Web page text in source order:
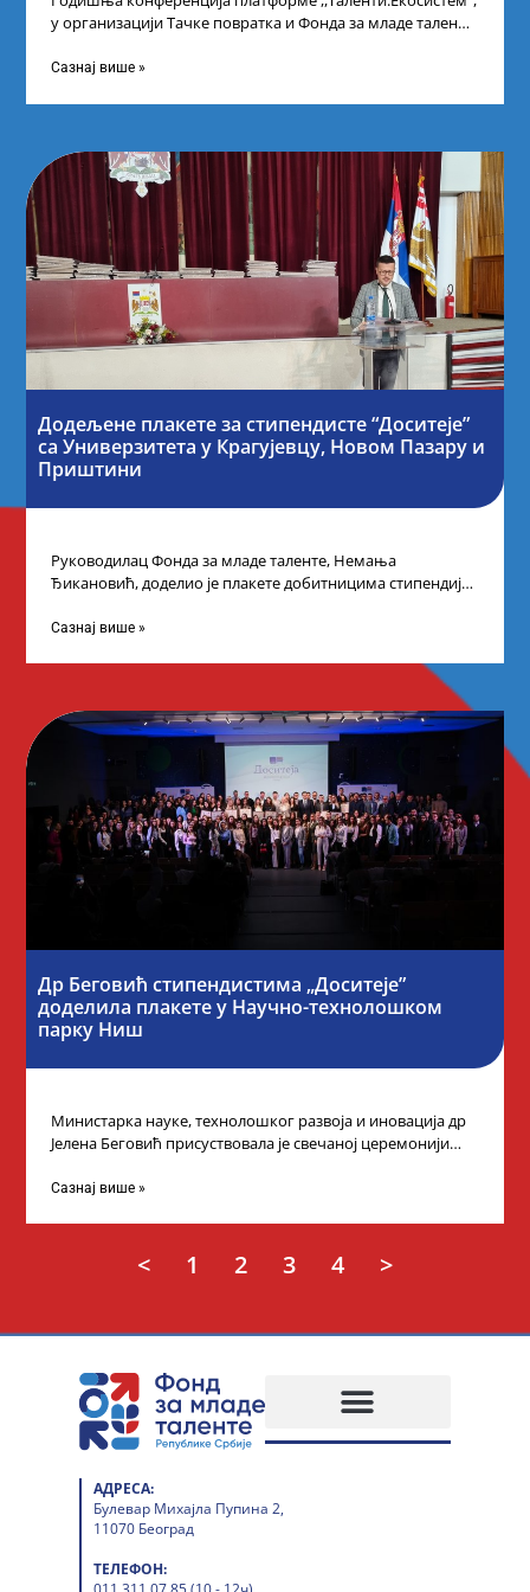
у организацији Тачке повратка и Фонда за младе таленте
Сазнај више »
Додељене плакете за стипендисте “Доситеје”
са Универзитета у Крагујевцу, Новом Пазару и
Приштини
Руководилац Фонда за младе таленте, Немања
Ђикановић, доделио је плакете добитницима стипендије
Сазнај више »
Др Беговић стипендистима „Доситеје”
доделила плакете у Научно-технолошком
парку Ниш
Министарка науке, технолошког развоја и иновација др
Јелена Беговић присуствовала је свечаној церемонији
„Доситеја” Фонда
Сазнај више »
< 1 2 3 4 >
АДРЕСА:
Булевар Михајла Пупина 2,
11070 Београд
ТЕЛЕФОН: